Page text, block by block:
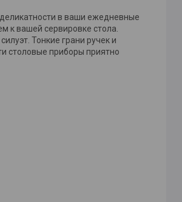
в ваши ежедневные
к вашей сервировке стола.
Тонкие грани ручек и
столовые приборы приятно